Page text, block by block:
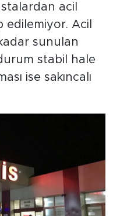
acil
Acil
sunulan
stabil hale
ise sakıncalı